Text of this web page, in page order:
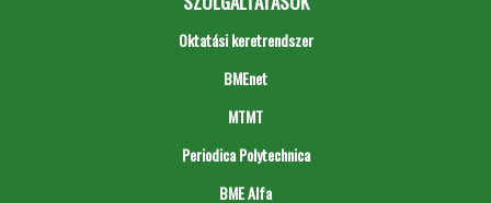
Oktatási keretrendszer
BMEnet
MTMT
Periodica Polytechnica
BME Alfa